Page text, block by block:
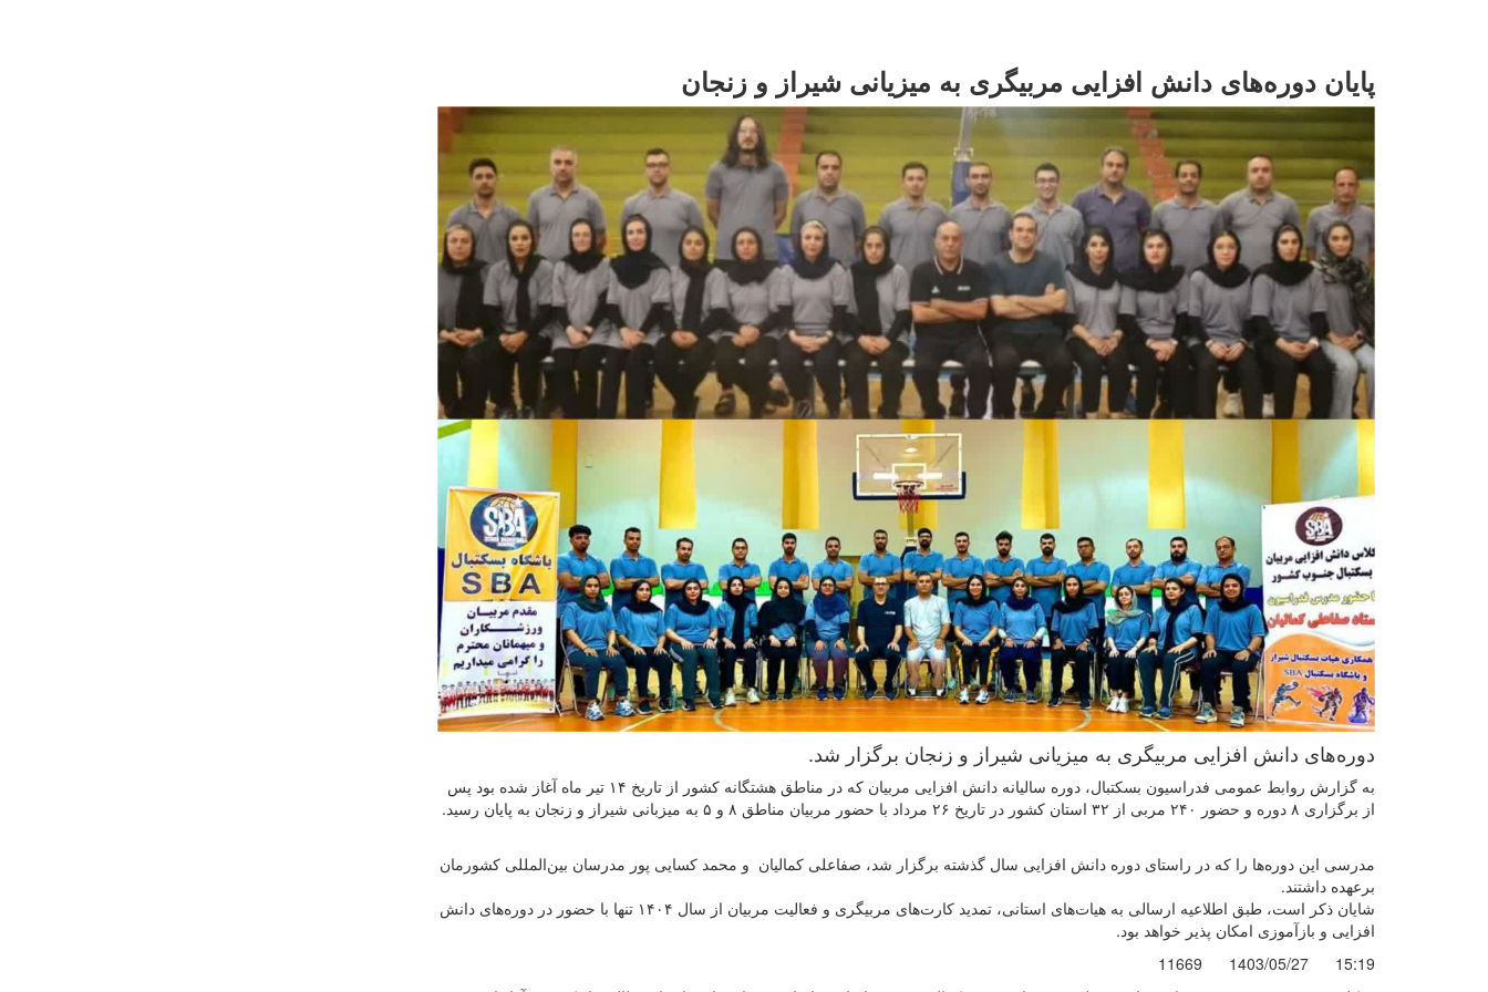
پایان دوره‌های دانش افزایی مربیگری به میزیانی شیراز و زنجان
دوره‌های دانش افزایی مربیگری به میزیانی شیراز و زنجان برگزار شد.
به گزارش روابط عمومی فدراسیون بسکتبال، دوره سالیانه دانش افزایی مربیان که در مناطق هشتگانه کشور از تاریخ ۱۴ تیر ماه آغاز شده بود پس
از برگزاری ۸ دوره و حضور ۲۴۰ مربی از ۳۲ استان کشور در تاریخ ۲۶ مرداد با حضور مربیان مناطق ۸ و ۵ به میزبانی شیراز و زنجان به پایان رسید.
مدرسی این دوره‌ها را که در راستای دوره دانش افزایی سال گذشته برگزار شد، صفاعلی کمالیان و محمد کسایی پور مدرسان بین‌المللی کشورمان
برعهده داشتند.
شایان ذکر است، طبق اطلاعیه ارسالی به هیات‌های استانی، تمدید کارت‌های مربیگری و فعالیت مربیان از سال ۱۴۰۴ تنها با حضور در دوره‌های دانش
افزایی و بازآموزی امکان پذیر خواهد بود.
15:19
1403/05/27
11669